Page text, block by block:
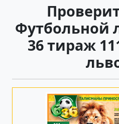
Футбольной
36 тираж